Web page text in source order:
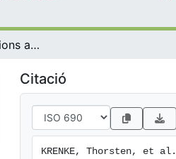
Martensitic transitions and the nature of ferromagnetism in the austenitic and martensitic states of Ni-Mn-Sn alloys
Citació
KRENKE, Thorsten, et